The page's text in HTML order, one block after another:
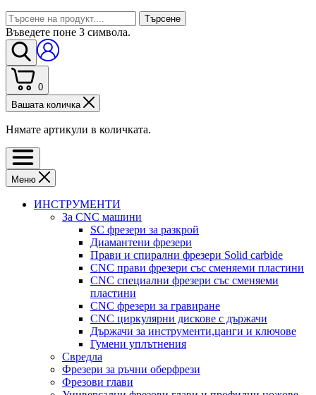
Търсене
Въведете поне 3 символа.
0
Вашата количка
Нямате артикули в количката.
Меню
ИНСТРУМЕНТИ
За CNC машини
SC фрезери за разкрой
Диамантени фрезери
Прави и спирални фрезери Solid carbide
CNC прави фрезери със сменяеми пластини
CNC специални фрезери със сменяеми
пластини
CNC фрезери за гравиране
CNC циркулярни дискове с държачи
Държачи за инструменти,цанги и ключове
Гумени уплътнения
Свредла
Фрезери за ръчни оберфрези
Фрезови глави